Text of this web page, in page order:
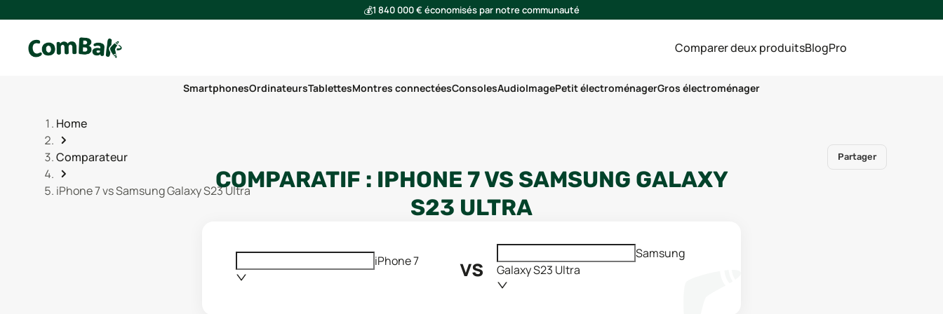
💰1 840 000 € économisés par notre communauté
Comparer deux produitsBlogPro
SmartphonesOrdinateursTablettesMontres connectéesConsolesAudioImagePetit électroménagerGros électroménager
Home
Comparateur
iPhone 7 vs Samsung Galaxy S23 Ultra
Partager
COMPARATIF : IPHONE 7VS SAMSUNG GALAXY
S23 ULTRA
iPhone 7 vs
Samsung
Galaxy S23 Ultra